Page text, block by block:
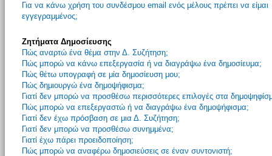
Για να κάνω χρήση του συνδέσμου email ενός μέλους πρέπει να είμαι
εγγεγραμμένος;
Ζητήματα Δημοσίευσης
Πώς αναρτώ ένα θέμα στην Δ. Συζήτηση;
Πώς μπορώ να κάνω επεξεργασία ή να διαγράψω ένα δημοσίευμα;
Πώς θέτω υπογραφή σε μία δημοσίευση μου;
Πώς δημιουργώ ένα δημοψήφισμα;
Γιατί δεν μπορώ να προσθέσω περισσότερες επιλογές στα
Πώς μπορώ να επεξεργαστώ ή να διαγράψω ένα δημοψήφισμα;
Γιατί δεν έχω πρόσβαση σε μια Δ. Συζήτηση;
Γιατί δεν μπορώ να προσθέσω συνημμένα;
Γιατί έχω πάρει προειδοποίηση;
Πώς μπορώ να αναφέρω δημοσιεύσεις σε έναν συντονιστή;